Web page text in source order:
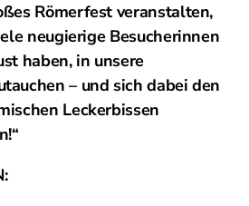
Römerfest veranstalten,
neugierige Besucherinnen
haben, in unsere
– und sich dabei den
Leckerbissen